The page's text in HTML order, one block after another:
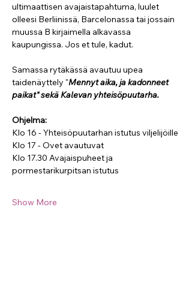
ultimaattisen avajaistapahtuma, luulet
olleesi Berliinissä, Barcelonassa tai jossain
muussa B kirjaimella alkavassa
kaupungissa. Jos et tule, kadut.
Samassa rytäkässä avautuu upea
taidenäyttely "Mennyt aika, ja kadonneet
paikat" sekä Kalevan yhteisöpuutarha.
Ohjelma:
Klo 16 - Yhteisöpuutarhan istutus viljelijöille
Klo 17 - Ovet avautuvat
Klo 17.30 Avajaispuheet ja
pormestarikurpitsan istutus
Show More